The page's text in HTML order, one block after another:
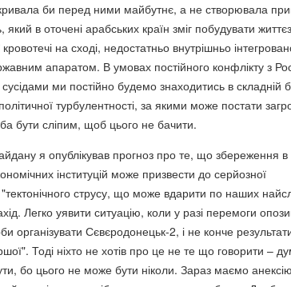
би перед ними майбутнє, а не створювала
в оточені арабських країн зміг побудувати
на сході, недостатньо внутрішньо
апаратом. В умовах постійного конфлікту з
ми постійно будемо знаходитись в складній
турбулентності, за якими може постати
бути сліпим, щоб цього не бачити.
я опублікував прогноз про те, що збереження в
інституцій може призвести до серйозної
"тектонічного струсу, що може вдарити по наших
Легко уявити ситуацію, коли у разі перемоги
організувати Сєвєродонецьк-2, і не конче
Тоді ніхто не хотів про це не те що говорити –
бо цього не може бути ніколи. Зараз маємо